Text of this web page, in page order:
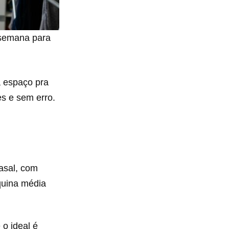
para
espaço pra
e sem erro.
com
média
o ideal é